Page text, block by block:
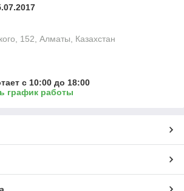
152, Алматы, Казахстан
с 10:00 до 18:00
график работы